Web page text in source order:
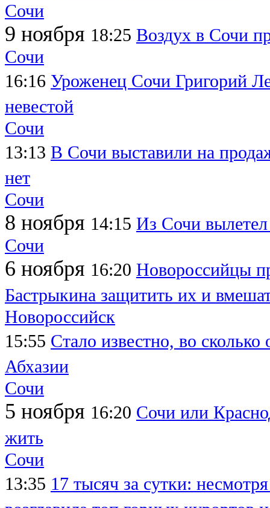
Сочи
9 ноября 18:25 Воздух в Сочи
Сочи
16:16 Уроженец Сочи Григорий
невестой
Сочи
13:13 В Сочи выставили на
нет
Сочи
8 ноября 14:15 Из Сочи
Сочи
6 ноября 16:20 Новороссийцы
Бастрыкина защитить их и
Новороссийск
15:55 Стало известно, во сколько
Абхазии
Сочи
5 ноября 16:20 Сочи или
жить
Сочи
13:35 17 тысяч за сутки: